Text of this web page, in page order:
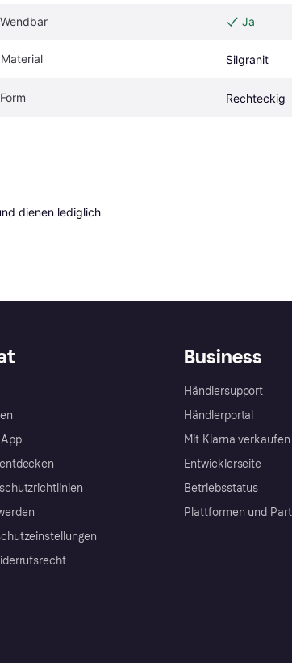
Wendbar Ja
Material Silgranit
Form Rechteckig
dienen lediglich
Business
Händlersupport
Händlerportal
Mit Klarna verkaufen
Entwicklerseite
Betriebsstatus
Plattformen und